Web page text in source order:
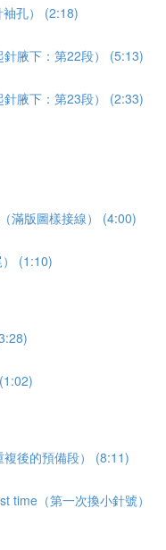
孔） (2:18)
腋下：第22段） (5:13)
腋下：第23段） (2:33)
滿版圖樣接線） (4:00)
(1:10)
後的預備段） (8:11)
time（第一次換小針號）